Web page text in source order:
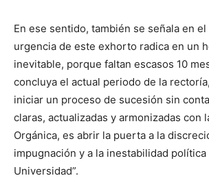
En ese sentido, también se señala en
urgencia de este exhorto radica en un
inevitable, porque faltan escasos 10
concluya el actual periodo de la
iniciar un proceso de sucesión sin
claras, actualizadas y armonizadas con
Orgánica, es abrir la puerta a la
impugnación y a la inestabilidad
Universidad”.